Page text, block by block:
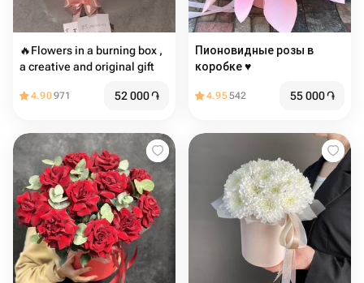
🔥Flowers in a burning box ,
a creative and original gift
4.90971 52 000֏
Пионовидные розы в
коробке ♥️
4.95542 55 000֏